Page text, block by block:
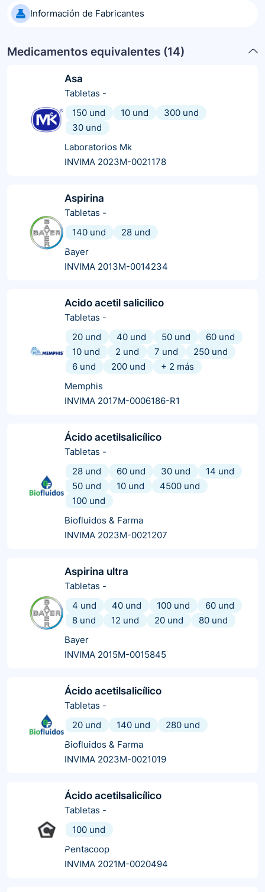
Información de Fabricantes
Medicamentos equivalentes (14)
Asa
Tabletas -
150 und
10 und
300 und
30 und
Laboratorios Mk
INVIMA 2023M-0021178
Aspirina
Tabletas -
140 und
28 und
Bayer
INVIMA 2013M-0014234
Acido acetil salicilico
Tabletas -
20 und
40 und 50 und
60 und
10 und
2 und 7 und
250 und
6 und
200 und + 2 más
Memphis
INVIMA 2017M-0006186-R1
Ácido acetilsalicílico
Tabletas -
28 und
60 und 30 und
14 und
50 und
10 und
4500 und
100 und
Biofluidos & Farma
INVIMA 2023M-0021207
Aspirina ultra
Tabletas -
4 und
40 und 100 und
60 und
8 und
12 und 20 und
80 und
Bayer
INVIMA 2015M-0015845
Ácido acetilsalicílico
Tabletas -
20 und
140 und
280 und
Biofluidos & Farma
INVIMA 2023M-0021019
Ácido acetilsalicílico
Tabletas -
100 und
Pentacoop
INVIMA 2021M-0020494